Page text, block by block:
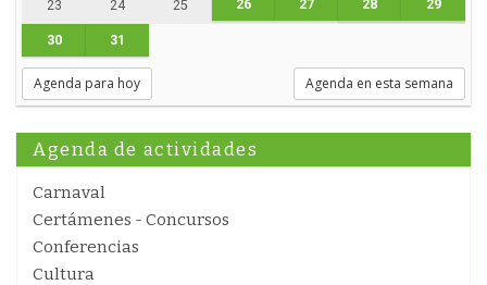
23 24 25 26 27 28 29
30 31
Agenda para hoy Agenda en esta semana
Agenda de actividades
Carnaval
Certámenes - Concursos
Conferencias
Cultura